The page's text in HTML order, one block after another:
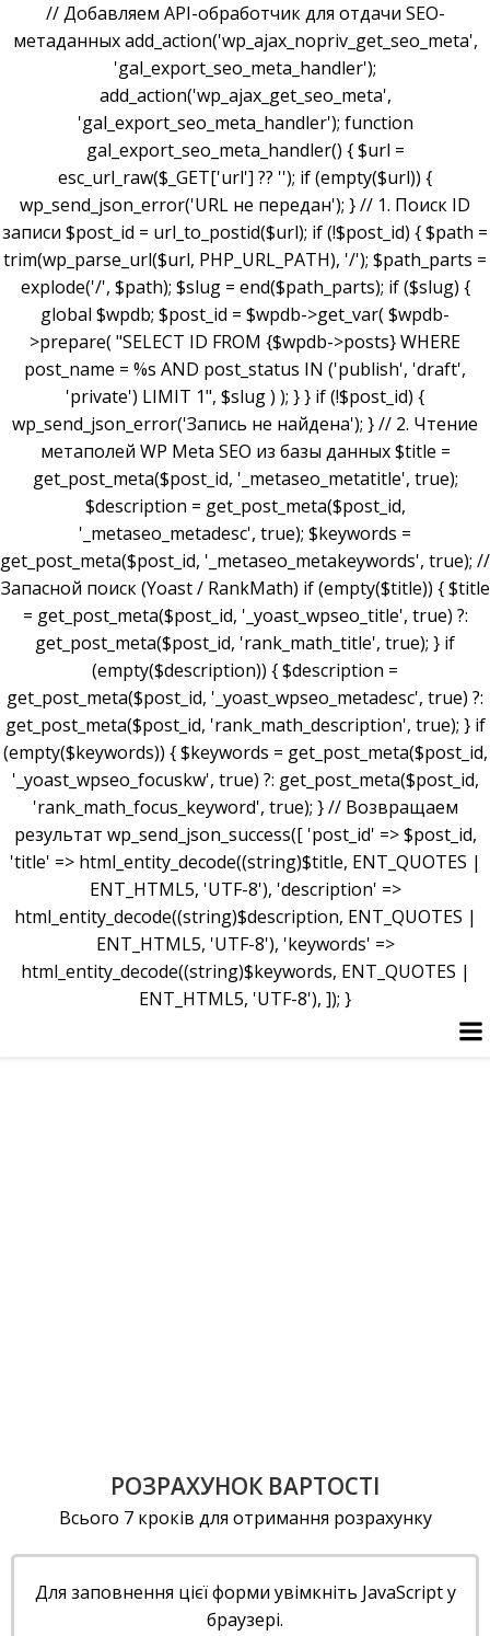
// Добавляем API-обработчик для отдачи SEO-
метаданных add_action('wp_ajax_nopriv_get_seo_meta',
'gal_export_seo_meta_handler');
add_action('wp_ajax_get_seo_meta',
'gal_export_seo_meta_handler'); function
gal_export_seo_meta_handler() { $url =
esc_url_raw($_GET['url'] ?? ''); if (empty($url)) {
wp_send_json_error('URL не передан'); } // 1. Поиск ID
записи $post_id = url_to_postid($url); if (!$post_id) { $path =
trim(wp_parse_url($url, PHP_URL_PATH), '/'); $path_parts =
explode('/', $path); $slug = end($path_parts); if ($slug) {
global $wpdb; $post_id = $wpdb->get_var( $wpdb-
>prepare( "SELECT ID FROM {$wpdb->posts} WHERE
post_name = %s AND post_status IN ('publish', 'draft',
'private') LIMIT 1", $slug ) ); } } if (!$post_id) {
wp_send_json_error('Запись не найдена'); } // 2. Чтение
метаполей WP Meta SEO из базы данных $title =
get_post_meta($post_id, '_metaseo_metatitle', true);
$description = get_post_meta($post_id,
'_metaseo_metadesc', true); $keywords =
get_post_meta($post_id, '_metaseo_metakeywords', true); //
Запасной поиск (Yoast / RankMath) if (empty($title)) { $title
= get_post_meta($post_id, '_yoast_wpseo_title', true) ?:
get_post_meta($post_id, 'rank_math_title', true); } if
(empty($description)) { $description =
get_post_meta($post_id, '_yoast_wpseo_metadesc', true) ?:
get_post_meta($post_id, 'rank_math_description', true); } if
(empty($keywords)) { $keywords = get_post_meta($post_id,
'_yoast_wpseo_focuskw', true) ?: get_post_meta($post_id,
'rank_math_focus_keyword', true); } // Возвращаем
результат wp_send_json_success([ 'post_id' => $post_id,
'title' => html_entity_decode((string)$title, ENT_QUOTES |
ENT_HTML5, 'UTF-8'), 'description' =>
html_entity_decode((string)$description, ENT_QUOTES |
ENT_HTML5, 'UTF-8'), 'keywords' =>
html_entity_decode((string)$keywords, ENT_QUOTES |
ENT_HTML5, 'UTF-8'), ]); }
РОЗРАХУНОК ВАРТОСТІ
Всього 7 кроків для отримання розрахунку
Для заповнення цієї форми увімкніть JavaScript у
браузері.